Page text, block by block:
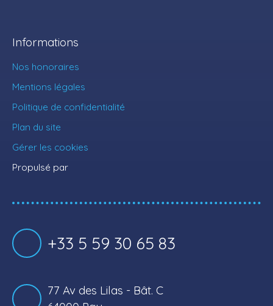
Informations
Nos honoraires
Mentions légales
Politique de confidentialité
Plan du site
Gérer les cookies
Propulsé par
+33 5 59 30 65 83
77 Av des Lilas - Bât. C